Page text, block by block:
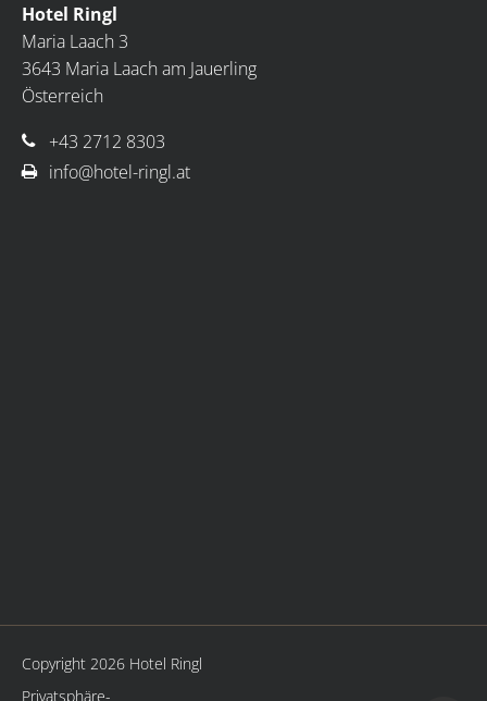
Hotel Ringl
Maria Laach 3
3643 Maria Laach am Jauerling
Österreich
+43 2712 8303
info@hotel-ringl.at
Copyright 2026 Hotel Ringl
Privatsphäre-